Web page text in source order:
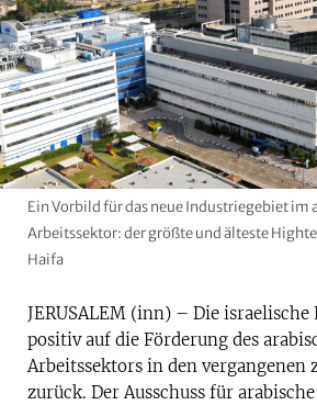
Ein Vorbild für das neue Industriegebiet im
Arbeitssektor: der größte und älteste
Haifa
JERUSALEM (inn) – Die
positiv auf die Förderung des
Arbeitssektors in den vergangenen
zurück. Der Ausschuss für